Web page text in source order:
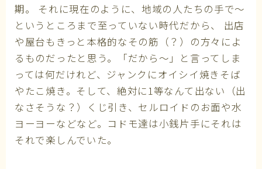
期。 それに現在のように、地域の人たちの手で～
というところまで至っていない時代だから、 出店
や屋台もきっと本格的なその筋（？）の方々によ
るものだったと思う。「だから～」と言ってしま
っては何だけれど、ジャンクにオイシイ焼きそば
やたこ焼き。そして、絶対に1等なんて出ない（出
なさそうな？）くじ引き、セルロイドのお面や水
ヨーヨーなどなど。コドモ達は小銭片手にそれは
それで楽しんでいた。